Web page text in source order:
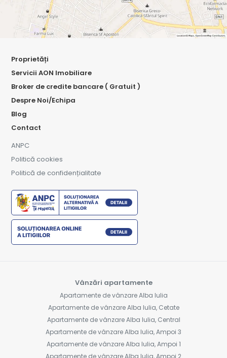
Proprietăți
Servicii AON Imobiliare
Broker de credite bancare ( Gratuit )
Despre Noi/Echipa
Blog
Contact
ANPC
Politică cookies
Politică de confidențialitate
Vânzări apartamente
Apartamente de vânzare Alba Iulia
Apartamente de vânzare Alba Iulia, Cetate
Apartamente de vânzare Alba Iulia, Central
Apartamente de vânzare Alba Iulia, Ampoi 3
Apartamente de vânzare Alba Iulia, Ampoi 1
Apartamente de vânzare Alba Iulia, Ampoi 2